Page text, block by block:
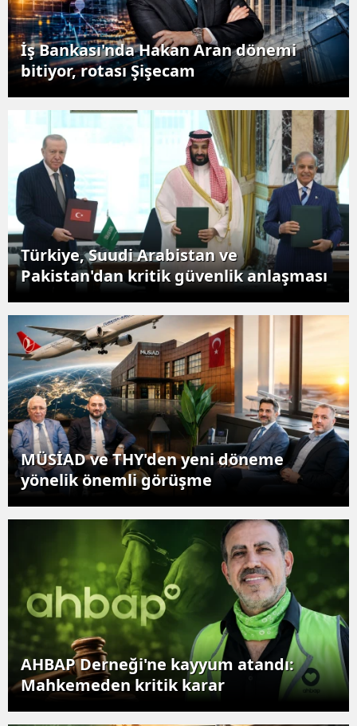
İş Bankası'nda Hakan Aran dönemi
bitiyor, rotası Şişecam
Türkiye, Suudi Arabistan ve
Pakistan'dan kritik güvenlik anlaşması
MÜSİAD ve THY'den yeni döneme
yönelik önemli görüşme
AHBAP Derneği'ne kayyum atandı:
Mahkemeden kritik karar